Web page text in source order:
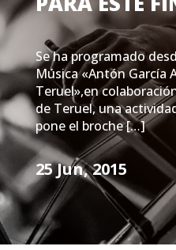
Se ha programado
Música «Antón García
Teruel»,en
de Teruel, una
pone el broche […]
25 Jun, 2015